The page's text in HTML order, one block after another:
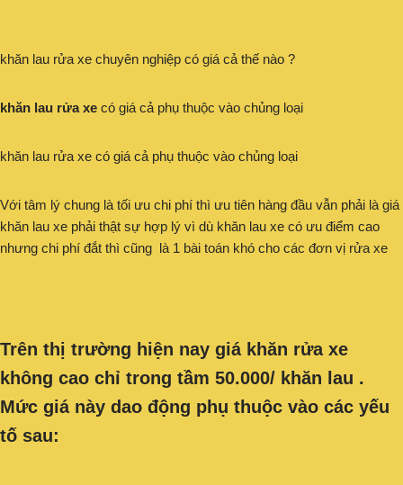
khăn lau rửa xe chuyên nghiệp có giá cả thế nào ?
khăn lau rửa xe có giá cả phụ thuộc vào chủng loại
khăn lau rửa xe có giá cả phụ thuộc vào chủng loại
Với tâm lý chung là tối ưu chi phí thì ưu tiên hàng đầu vẫn phải là giá
khăn lau xe phải thật sự hợp lý vì dù khăn lau xe có ưu điểm cao
nhưng chi phí đắt thì cũng là 1 bài toán khó cho các đơn vị rửa xe
Trên thị trường hiện nay giá khăn rửa xe
không cao chỉ trong tầm 50.000/ khăn lau .
Mức giá này dao động phụ thuộc vào các yếu
tố sau: